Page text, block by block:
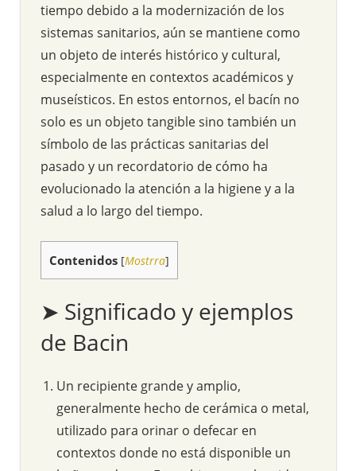
tiempo debido a la modernización de los
sistemas sanitarios, aún se mantiene como
un objeto de interés histórico y cultural,
especialmente en contextos académicos y
museísticos. En estos entornos, el bacín no
solo es un objeto tangible sino también un
símbolo de las prácticas sanitarias del
pasado y un recordatorio de cómo ha
evolucionado la atención a la higiene y a la
salud a lo largo del tiempo.
Contenidos [Mostrra]
➤ Significado y ejemplos
de Bacin
Un recipiente grande y amplio,
generalmente hecho de cerámica o metal,
utilizado para orinar o defecar en
contextos donde no está disponible un